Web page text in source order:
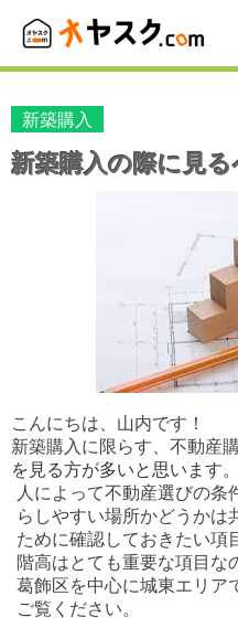
新築購入
新築購入の際に見
こんにちは、山内です！
新築購入に限らす、不動産
を見る方が多いと思います。
人によって不動産選びの条
らしやすい場所かどうかは
ために確認しておきたい項
階高はとても重要な項目な
葛飾区を中心に城東エリア
ご覧ください。